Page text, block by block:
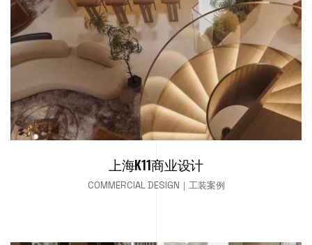
上海K11商业设计
COMMERCIAL DESIGN｜工装案例